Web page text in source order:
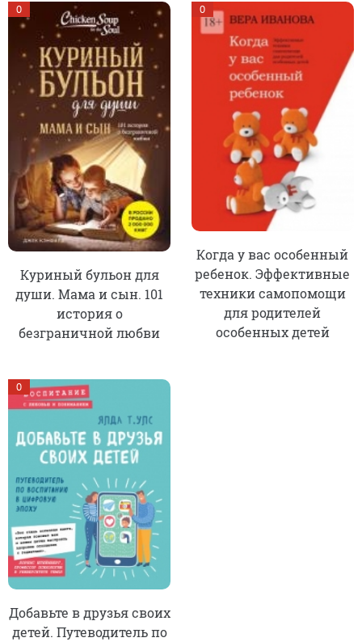
Куриный бульон для
души. Мама и сын. 101
история о
безграничной любви
0
Когда у вас особенный
ребенок. Эффективные
техники самопомощи
для родителей
особенных детей
0
Добавьте в друзья своих
детей. Путеводитель по
0